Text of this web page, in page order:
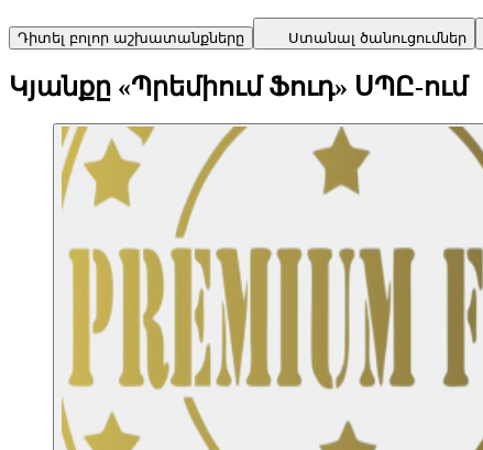
Դիտել բոլոր աշխատանքները Ստանալ ծանուցումներ
Կյանքը «Պրեմիում Ֆուդ» ՍՊԸ-ում